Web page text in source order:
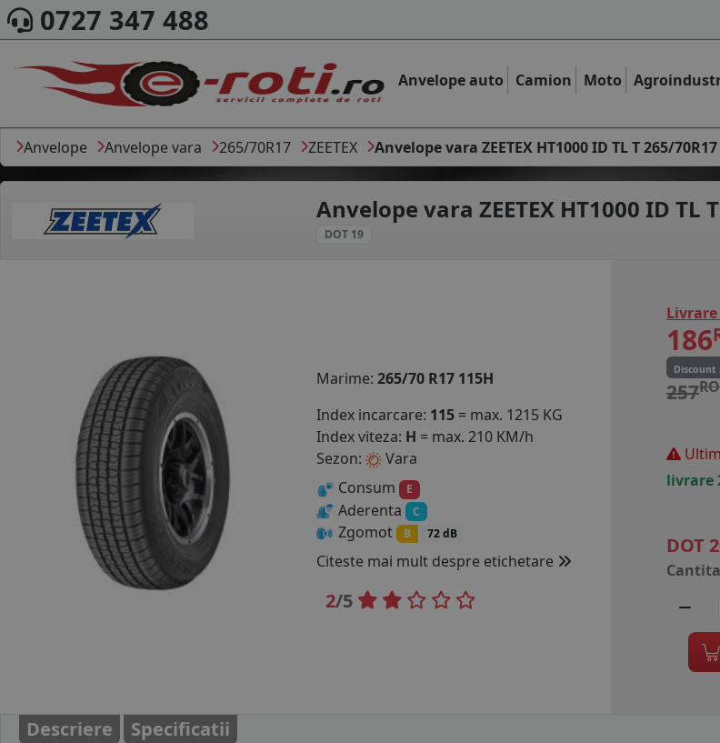
0727 347 488
Anvelope auto Camion Moto
Anvelope Anvelope vara 265/70R17 ZEETEX Anvelope vara ZEETEX HT1000 ID TL T 265/
Anvelope varaZEETEX HT1000 ID TL
DOT 19
Marime: 265/70 R17 115H
Index incarcare: 115 = max. 1215 KG
Index viteza: H = max. 210 KM/h
Sezon:
Vara
Consum
E
Aderenta C
Zgomot B 72 dB
Citeste mai mult despre etichetare
2/5
186
Discount
257
livrare
DOT
Descriere Specificatii